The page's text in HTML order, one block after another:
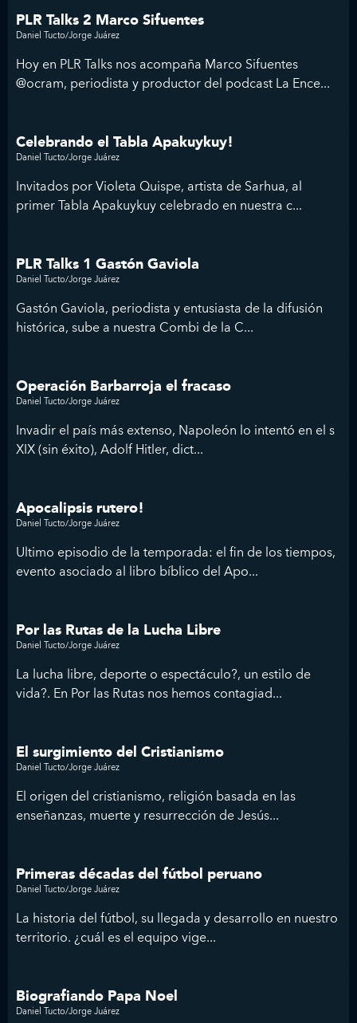
PLR Talks 2 Marco Sifuentes
Daniel Tucto/Jorge Juárez
Hoy en PLR Talks nos acompaña Marco Sifuentes
@ocram, periodista y productor del podcast La Ence...
Celebrando el Tabla Apakuykuy!
Daniel Tucto/Jorge Juárez
Invitados por Violeta Quispe, artista de Sarhua, al
primer Tabla Apakuykuy celebrado en nuestra c...
PLR Talks 1 Gastón Gaviola
Daniel Tucto/Jorge Juárez
Gastón Gaviola, periodista y entusiasta de la difusión
histórica, sube a nuestra Combi de la C...
Operación Barbarroja el fracaso
Daniel Tucto/Jorge Juárez
Invadir el país más extenso, Napoleón lo intentó en el s
XIX (sin éxito), Adolf Hitler, dict...
Apocalipsis rutero!
Daniel Tucto/Jorge Juárez
Ultimo episodio de la temporada: el fin de los tiempos,
evento asociado al libro bíblico del Apo...
Por las Rutas de la Lucha Libre
Daniel Tucto/Jorge Juárez
La lucha libre, deporte o espectáculo?, un estilo de
vida?. En Por las Rutas nos hemos contagiad...
El surgimiento del Cristianismo
Daniel Tucto/Jorge Juárez
El origen del cristianismo, religión basada en las
enseñanzas, muerte y resurrección de Jesús...
Primeras décadas del fútbol peruano
Daniel Tucto/Jorge Juárez
La historia del fútbol, su llegada y desarrollo en nuestro
territorio. ¿cuál es el equipo vige...
Biografiando Papa Noel
Daniel Tucto/Jorge Juárez